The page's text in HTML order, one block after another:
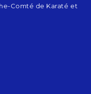
Comté de Karaté et